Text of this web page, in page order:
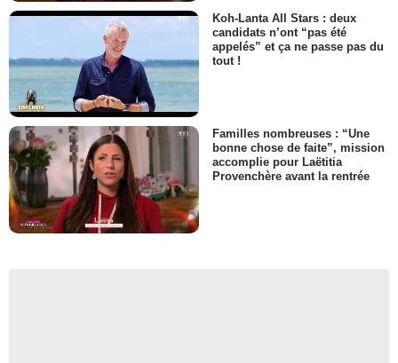
Koh-Lanta All Stars : deux
candidats n’ont “pas été
appelés” et ça ne passe pas du
tout !
Familles nombreuses : “Une
bonne chose de faite”, mission
accomplie pour Laëtitia
Provenchère avant la rentrée